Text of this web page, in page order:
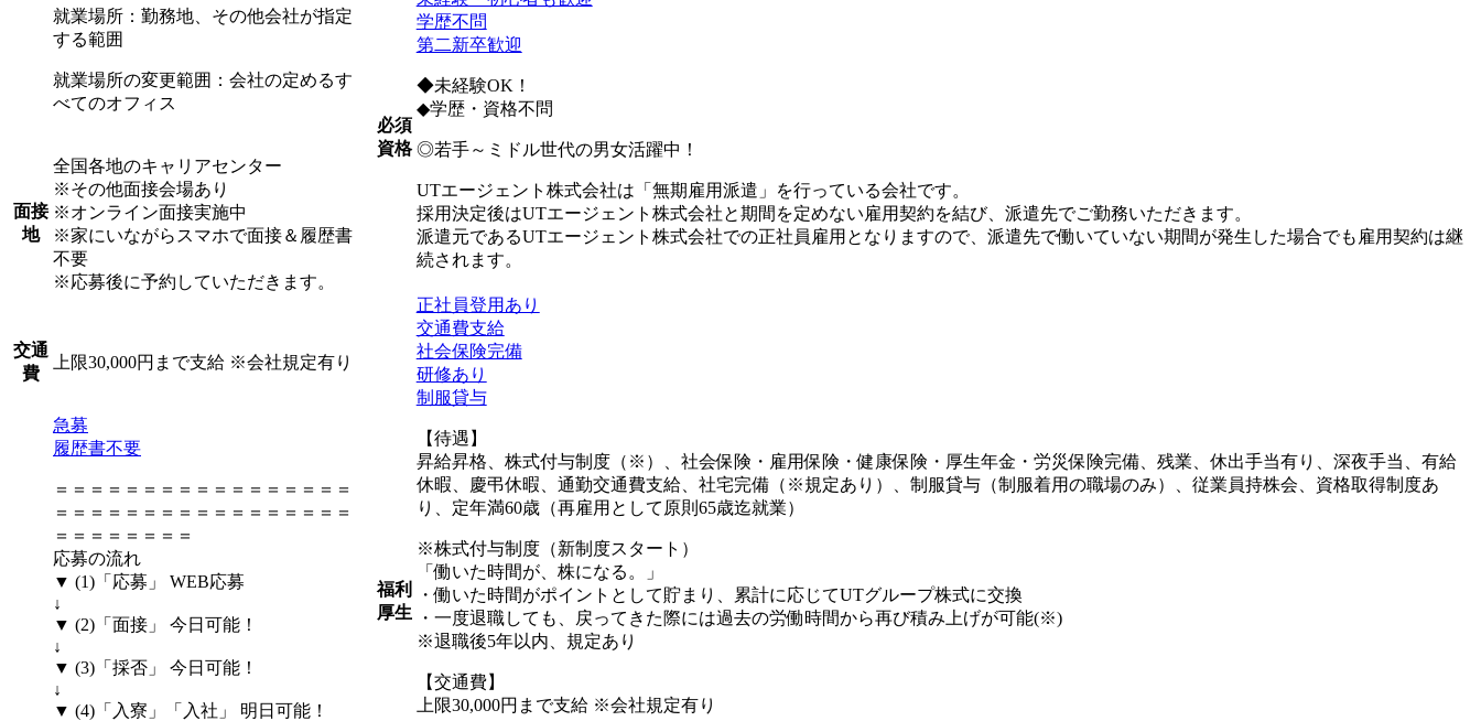
就業場所：勤務地、その他会社が指定
する範囲
就業場所の変更範囲：会社の定めるす
べてのオフィス
面接
地
全国各地のキャリアセンター
※その他面接会場あり
※オンライン面接実施中
※家にいながらスマホで面接＆履歴書
不要
※応募後に予約していただきます。
交通
費
上限30,000円まで支給 ※会社規定有り
急募
履歴書不要
＝＝＝＝＝＝＝＝＝＝＝＝＝＝＝＝＝
＝＝＝＝＝＝＝＝＝＝＝＝＝＝＝＝＝
＝＝＝＝＝＝＝＝
応募の流れ
▼ (1)「応募」 WEB応募
↓
▼ (2)「面接」 今日可能！
↓
▼ (3)「採否」 今日可能！
↓
▼ (4)「入寮」「入社」 明日可能！
必須
資格
学歴不問
第二新卒歓迎
◆未経験OK！
◆学歴・資格不問
◎若手～ミドル世代の男女活躍中！
UTエージェント株式会社は「無期雇用派遣」を行っている会社です。
採用決定後はUTエージェント株式会社と期間を定めない雇用契約を結び、派遣先でご勤務いただきます。
派遣元であるUTエージェント株式会社での正社員雇用となりますので、派遣先で働いていない期間が発生した場合でも雇用契約は継
続されます。
福利
厚生
正社員登用あり
交通費支給
社会保険完備
研修あり
制服貸与
【待遇】
昇給昇格、株式付与制度（※）、社会保険・雇用保険・健康保険・厚生年金・労災保険完備、残業、休出手当有り、深夜手当、有給
休暇、慶弔休暇、通勤交通費支給、社宅完備（※規定あり）、制服貸与（制服着用の職場のみ）、従業員持株会、資格取得制度あ
り、定年満60歳（再雇用として原則65歳迄就業）
※株式付与制度（新制度スタート）
「働いた時間が、株になる。」
・働いた時間がポイントとして貯まり、累計に応じてUTグループ株式に交換
・一度退職しても、戻ってきた際には過去の労働時間から再び積み上げが可能(※)
※退職後5年以内、規定あり
【交通費】
上限30,000円まで支給 ※会社規定有り